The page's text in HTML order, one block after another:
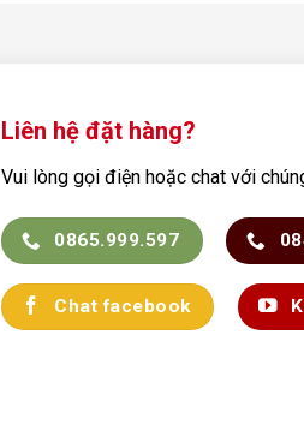
Liên hệ đặt hàng?
Vui lòng gọi điện hoặc chat với
0865.999.597
Chat facebook